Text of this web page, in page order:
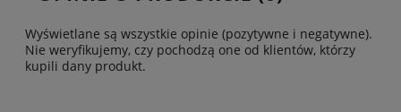
Wyświetlane są wszystkie opinie (pozytywne i negatywne).
Nie weryfikujemy, czy pochodzą one od klientów, którzy
kupili dany produkt.